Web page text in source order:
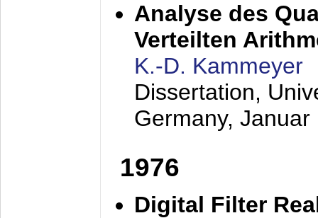
Analyse des
Verteilten
K.-D. Kammeyer
Dissertation,
Germany, Januar
1976
Digital Filter